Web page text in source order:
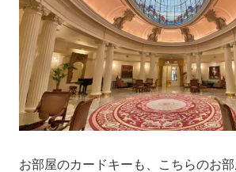
お部屋のカードキーも、こちらのお